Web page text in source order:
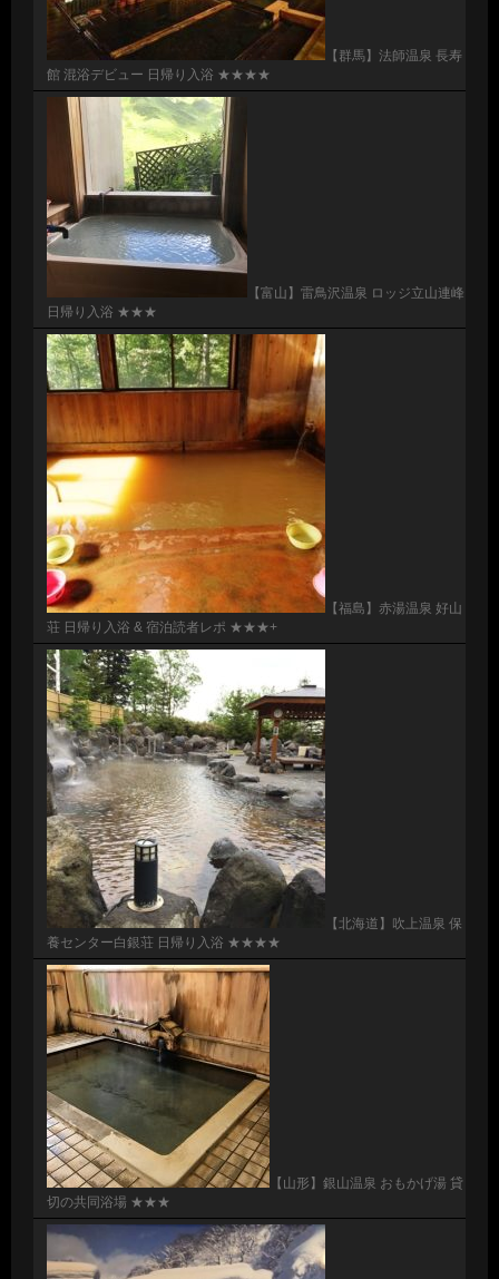
【群馬】法師温泉 長寿
館 混浴デビュー 日帰り入浴 ★★★★
【富山】雷鳥沢温泉 ロッジ立山連峰
日帰り入浴 ★★★
【福島】赤湯温泉 好山
荘 日帰り入浴 & 宿泊読者レポ ★★★+
【北海道】吹上温泉 保
養センター白銀荘 日帰り入浴 ★★★★
【山形】銀山温泉 おもかげ湯 貸
切の共同浴場 ★★★